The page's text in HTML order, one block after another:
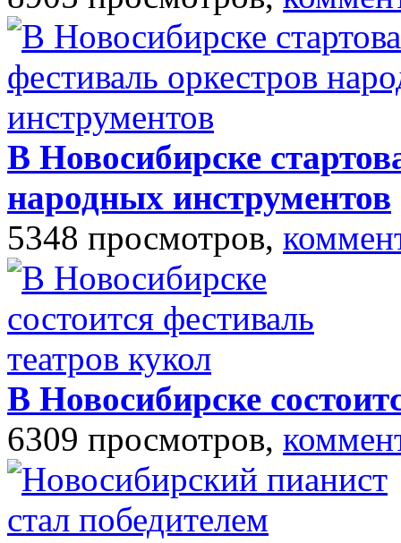
В Новосибирске
народных инструментов
5348 просмотров,
В Новосибирске
6309 просмотров,